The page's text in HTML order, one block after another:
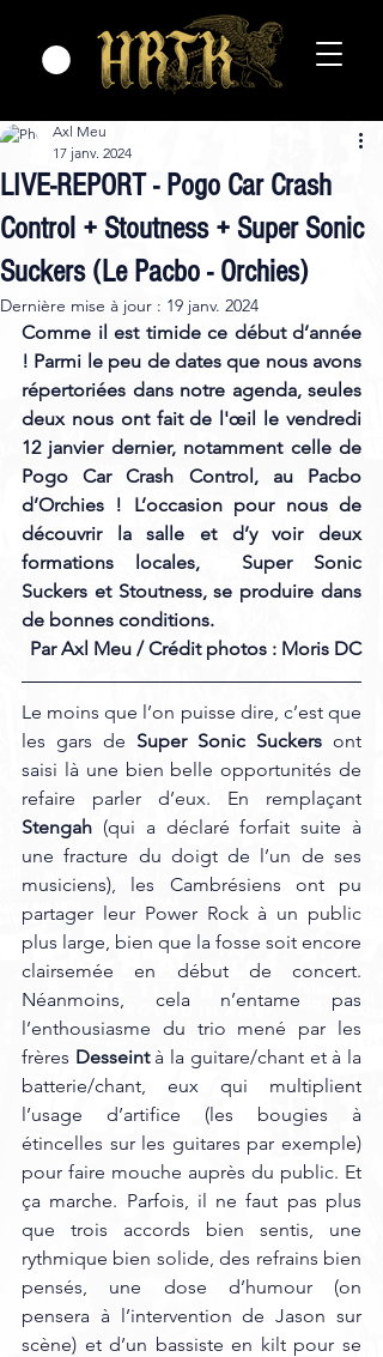
LIVE-REPORT - Pogo Car Crash
Control + Stoutness + Super Sonic
Suckers (Le Pacbo - Orchies)
Axl Meu
17 janv. 2024
Dernière mise à jour : 19 janv. 2024
Comme il est timide ce début d’année
! Parmi le peu de dates que nous avons
répertoriées dans notre agenda, seules
deux nous ont fait de l'œil le vendredi
12 janvier dernier, notamment celle de
Pogo Car Crash Control, au Pacbo
d’Orchies ! L’occasion pour nous de
découvrir la salle et d’y voir deux
formations locales,  Super Sonic
Suckers et Stoutness, se produire dans
de bonnes conditions.
Par Axl Meu / Crédit photos : Moris DC
Le moins que l’on puisse dire, c’est que
les gars de Super Sonic Suckers ont
saisi là une bien belle opportunités de
Stengah (qui a déclaré forfait suite à
une fracture du doigt de l’un de ses
musiciens), les Cambrésiens ont pu
partager leur Power Rock à un public
plus large, bien que la fosse soit encore
clairsemée en début de concert.
Néanmoins, cela n’entame pas
l’enthousiasme du trio mené par les
frères Desseint à la guitare/chant et à la
batterie/chant, eux qui multiplient
l’usage d’artifice (les bougies à
étincelles sur les guitares par exemple)
pour faire mouche auprès du public. Et
ça marche. Parfois, il ne faut pas plus
que trois accords bien sentis, une
rythmique bien solide, des refrains bien
pensés, une dose d’humour (on
pensera à l’intervention de Jason sur
scène) et d’un bassiste en kilt pour se